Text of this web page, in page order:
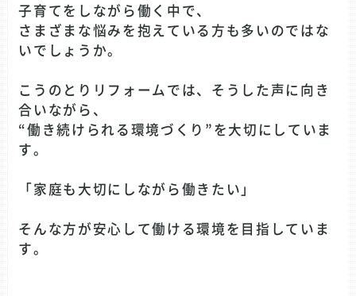
子育てをしながら働く中で、
さまざまな悩みを抱えている方も多いのではな
いでしょうか。
こうのとりリフォームでは、そうした声に向き
合いながら、
“働き続けられる環境づくり”を大切にしていま
す。
「家庭も大切にしながら働きたい」
そんな方が安心して働ける環境を目指していま
す。